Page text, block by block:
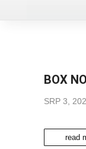
BOX
SRP 3,
read